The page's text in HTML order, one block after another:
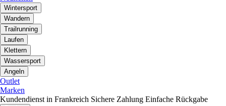
Wintersport
Wandern
Trailrunning
Laufen
Klettern
Wassersport
Angeln
Outlet
Marken
Kundendienst in Frankreich Sichere Zahlung Einfache Rückgabe